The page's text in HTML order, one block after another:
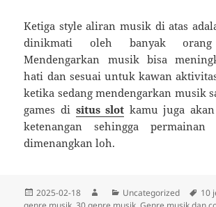
Ketiga style aliran musik di atas
dinikmati oleh banyak
Mendengarkan musik bisa
hati dan sesuai untuk kawan
ketika sedang mendengarkan musik
games di situs slot kamu juga
ketenangan sehingga
dimenangkan loh.
Diposkan
2025-02-18 PenulisKategori
Uncategorized Tag
10